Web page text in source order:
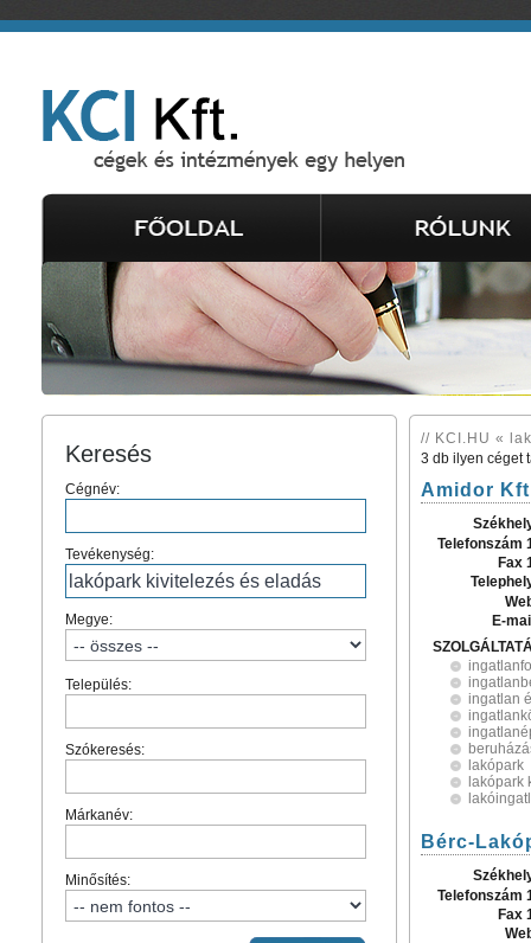
Keresés
Cégnév:
Tevékenység:
Megye:
Település:
Szókeresés:
Márkanév:
Minősítés:
// KCI.HU «
3 db ilyen céget
Amidor
Telefonszám
Fax
E-
ingatlan
lakópark
lakópark
Bérc-
Telefonszám
Fax